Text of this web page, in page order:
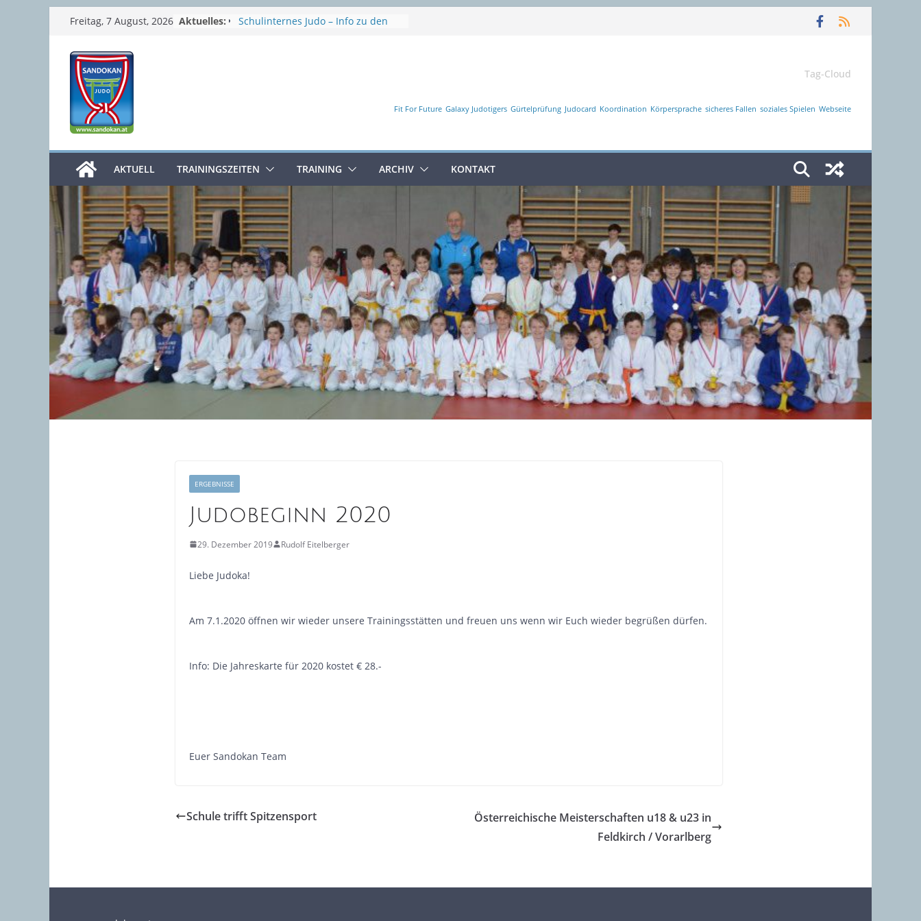
Zum
springen
Freitag, 7 August, 2026 Aktuelles:
Schulinternes Judo – Info zu den
Tag-Cloud
Fit For Future Galaxy Judotigers Gürtelprüfung Judocard Koordination Körpersprache sicheres Fallen soziales Spielen Webseite
AKTUELL TRAININGSZEITEN TRAINING ARCHIV KONTAKT
ERGEBNISSE
Judobeginn 2020
29. Dezember 2019 Rudolf Eitelberger
Liebe Judoka!
Am 7.1.2020 öffnen wir wieder unsere Trainingsstätten und freuen uns wenn wir Euch wieder begrüßen dürfen.
Info: Die Jahreskarte für 2020 kostet € 28.-
Euer Sandokan Team
Schule trifft Spitzensport
Österreichische Meisterschaften u18 & u23 in
Feldkirch / Vorarlberg